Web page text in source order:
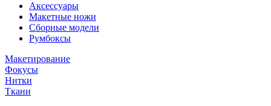
Аксессуары
Макетные ножи
Сборные модели
Румбоксы
Макетирование
Фокусы
Нитки
Ткани